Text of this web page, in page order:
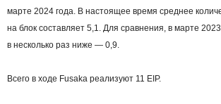
марте 2024 года. В настоящее время среднее
на блок составляет 5,1. Для сравнения, в марте
в несколько раз ниже — 0,9.
Всего в ходе Fusaka реализуют 11 EIP.